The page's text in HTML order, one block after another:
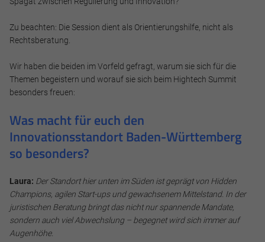
Zu beachten: Die Session dient als Orientierungshilfe, nicht als
Rechtsberatung.
Wir haben die beiden im Vorfeld gefragt, warum sie sich für die
Themen begeistern und worauf sie sich beim Hightech Summit
besonders freuen:
Was macht für euch den
Innovationsstandort Baden-Württemberg
so besonders?
Laura: Der Standort hier unten im Süden ist geprägt von Hidden
Champions, agilen Start-ups und gewachsenem Mittelstand. In der
juristischen Beratung bringt das nicht nur spannende Mandate,
sondern auch viel Abwechslung – begegnet wird sich immer auf
Augenhöhe.
Notwendig
Diese werden für die Grundfunktionen der Website benötigt
und helfen dabei, unsere Website nutzbar zu machen sowie
Marketing und Statistik
Marketing und Statistik Cookies werden verwendet, um
anonymes Tracking zu aktivieren. Hierbei werden können
anonymisierte Daten an eventuelle Drittanbieter